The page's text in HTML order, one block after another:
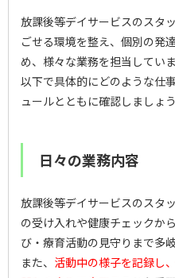
放課後等デイサービスのスタ
ごせる環境を整え、個別の発
め、様々な業務を担当していま
以下で具体的にどのような仕
ュールとともに確認しましょう
日々の業務内容
放課後等デイサービスのスタ
の受け入れや健康チェックか
び・療育活動の見守りまで多
また、 活動中の様子を記録し